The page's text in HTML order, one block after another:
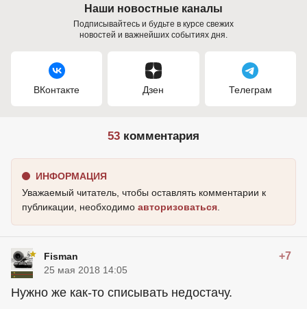
Наши новостные каналы
Подписывайтесь и будьте в курсе свежих
новостей и важнейших событиях дня.
ВКонтакте Дзен Телеграм
53 комментария
ИНФОРМАЦИЯ
Уважаемый читатель, чтобы оставлять комментарии к
публикации, необходимо авторизоваться
Fisman +7
25 мая 2018 14:05
Нужно же как-то списывать недостачу.